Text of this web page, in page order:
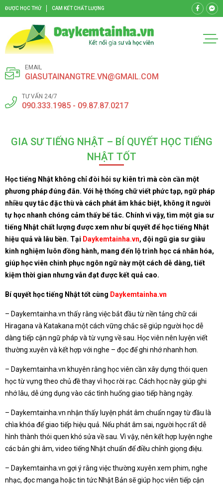
ĐƯỢC HỌC THỬ CAM KẾT CHẤT LƯỢNG
EMAIL
GIASUTAINANGTRE.VN@GMAIL.COM
TƯ VẤN 24/7
090.333.1985 - 09.87.87.0217
GIA SƯ TIẾNG NHẬT – BÍ QUYẾT HỌC TIẾNG
NHẬT TỐT
Học tiếng Nhật không chỉ đòi hỏi sự kiên trì mà còn cần một
phương pháp đúng đắn. Với hệ thống chữ viết phức tạp, ngữ pháp
nhiều quy tắc đặc thù và cách phát âm khác biệt, không ít người
tự học nhanh chóng cảm thấy bế tắc. Chính vì vậy, tìm một gia sư
tiếng Nhật chất lượng được xem như bí quyết để học tiếng Nhật
hiệu quả và lâu bền. Tại Daykemtainha.vn, đội ngũ gia sư giàu
kinh nghiệm luôn đồng hành, mang đến lộ trình học cá nhân hóa,
giúp học viên chinh phục ngôn ngữ này một cách dễ dàng, tiết
kiệm thời gian nhưng vẫn đạt được kết quả cao.
Bí quyết học tiếng Nhật tốt cùng Daykemtainha.vn
– Daykemtainha.vn thấy rằng việc bắt đầu từ nền tảng chữ cái
Hiragana và Katakana một cách vững chắc sẽ giúp người học dễ
dàng tiếp cận ngữ pháp và từ vựng về sau. Học viên nên luyện viết
thường xuyên và kết hợp với nghe – đọc để ghi nhớ nhanh hơn.
– Daykemtainha.vn khuyên rằng học viên cần xây dựng thói quen
học từ vựng theo chủ đề thay vì học rời rạc. Cách học này giúp ghi
nhớ lâu, dễ ứng dụng vào các tình huống giao tiếp hàng ngày.
– Daykemtainha.vn nhận thấy luyện phát âm chuẩn ngay từ đầu là
chìa khóa để giao tiếp hiệu quả. Nếu phát âm sai, người học rất dễ
hình thành thói quen khó sửa về sau. Vì vậy, nên kết hợp luyện nghe
các bản ghi âm, video tiếng Nhật chuẩn để điều chỉnh giọng điệu.
– Daykemtainha.vn gợi ý rằng việc thường xuyên xem phim, nghe
nhạc, đọc manga hoặc tin tức Nhật Bản sẽ giúp học viên tiếp cận